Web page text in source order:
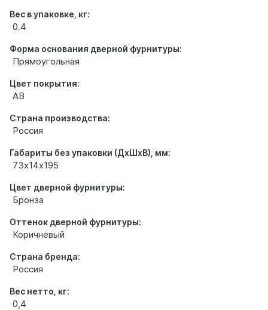
Вес в упаковке, кг:
0.4
Форма основания дверной фурнитуры:
Прямоугольная
Цвет покрытия:
AB
Страна производства:
Россия
Габариты без упаковки (ДхШхВ), мм:
73х14х195
Цвет дверной фурнитуры:
Бронза
Оттенок дверной фурнитуры:
Коричневый
Страна бренда:
Россия
Вес нетто, кг:
0,4